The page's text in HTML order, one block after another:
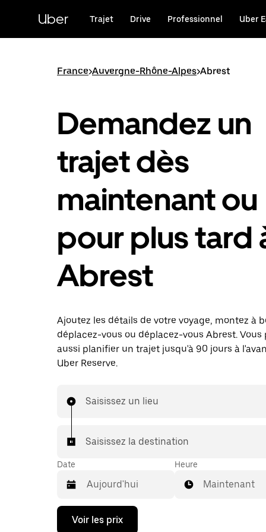
principal
Uber Trajet Drive Professionnel Uber
France>Auvergne-Rhône-Alpes>Abrest
Demandez un
trajet dès
maintenant ou
pour plus tard
Abrest
Ajoutez les détails de votre voyage, montez à
déplacez-vous ou déplacez-vous Abrest. Vous
aussi planifier un trajet jusqu'à 90 jours à
Uber Reserve.
Saisissez un lieu
Saisissez la destination
Date
Appuyez
Heure
Maintenant
Voir les prix